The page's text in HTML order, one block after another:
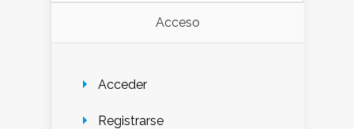
Acceso
Acceder
Registrarse